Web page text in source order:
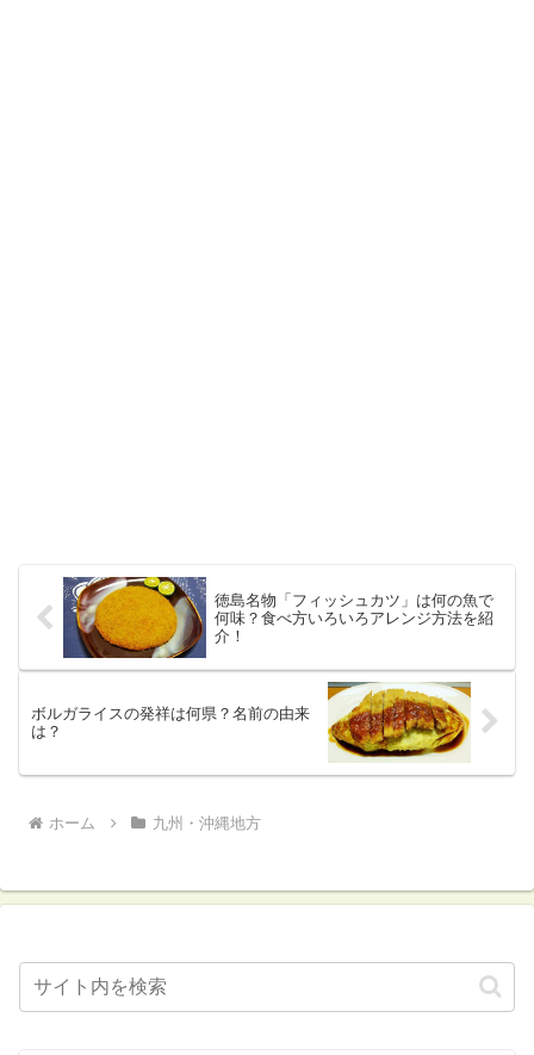
徳島名物「フィッシュカツ」は何の魚で
何味？食べ方いろいろアレンジ方法を紹
介！
ボルガライスの発祥は何県？名前の由来
は？
ホーム 九州・沖縄地方